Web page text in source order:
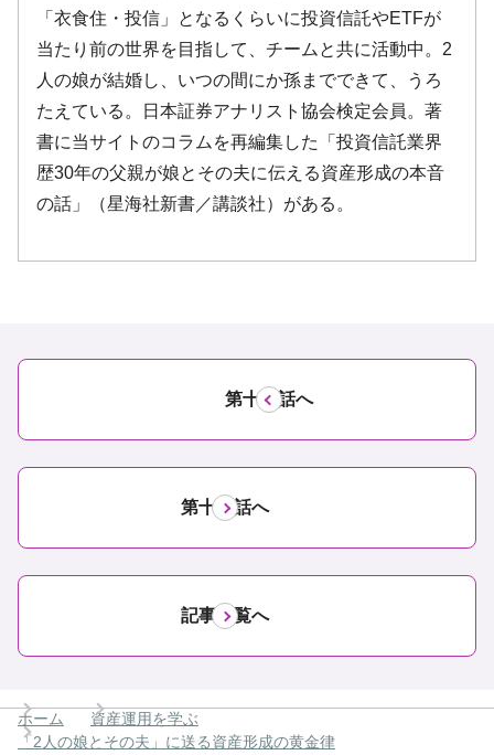
第十四話へ
第十六話へ
記事一覧へ
ホーム
資産運用を学ぶ
「2人の娘とその夫」に送る資産形成の黄金律